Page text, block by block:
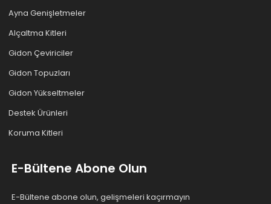
Ayna Genişletmeler
Alçaltma Kitleri
Gidon Çeviriciler
Gidon Topuzları
Gidon Yükseltmeler
Destek Ürünleri
Koruma Kitleri
E-Bültene Abone Olun
E-Bültene abone olun, gelişmeleri kaçırmayın